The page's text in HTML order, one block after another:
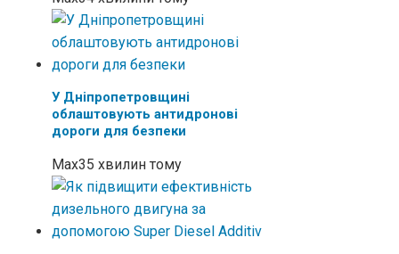
У Дніпропетровщині
облаштовують антидронові
дороги для безпеки
Max35 хвилин тому